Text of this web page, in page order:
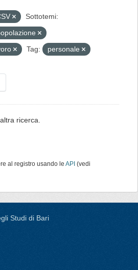
Sottotemi:
Tag:
personale
ricerca.
al registro usando le API (vedi
Studi di Bari